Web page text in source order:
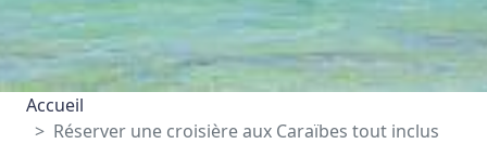
Accueil
Réserver une croisière aux Caraïbes tout inclus